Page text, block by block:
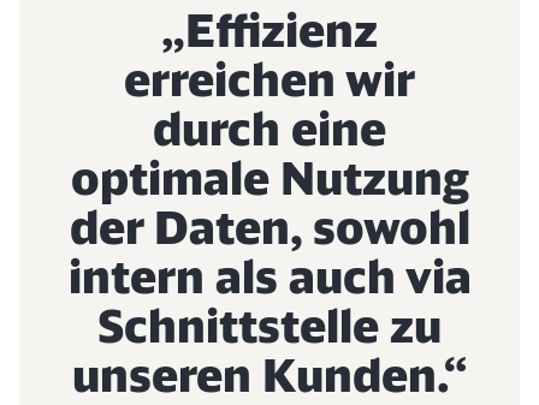
„Effizienz
erreichen wir
durch eine
optimale Nutzung
der Daten, sowohl
intern als auch via
Schnittstelle zu
unseren Kunden.“